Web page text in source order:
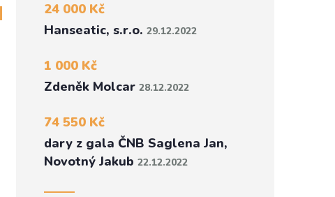
24 000 Kč
Hanseatic, s.r.o. 29.12.2022
1 000 Kč
Zdeněk Molcar 28.12.2022
74 550 Kč
dary z gala ČNB Saglena Jan,
Novotný Jakub 22.12.2022